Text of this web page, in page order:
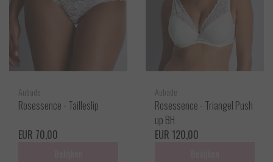
Aubade
Rosessence - Tailleslip
EUR 70,00
Aubade
Rosessence - Triangel Push
up BH
EUR 120,00